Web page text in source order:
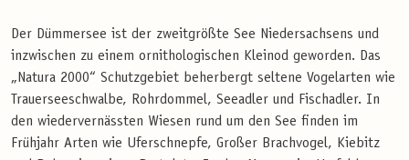
Der Dümmersee ist der zweitgrößte See Niedersachsens und
inzwischen zu einem ornithologischen Kleinod geworden. Das
„Natura 2000“ Schutzgebiet beherbergt seltene Vogelarten wie
Trauerseeschwalbe, Rohrdommel, Seeadler und Fischadler. In
den wiedervernässten Wiesen rund um den See finden im
Frühjahr Arten wie Uferschnepfe, Großer Brachvogel, Kiebitz